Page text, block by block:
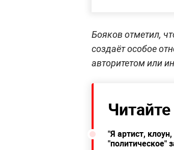
Бояков отметил,
создаёт особое
авторитетом или
"Я артист,
"политическое"